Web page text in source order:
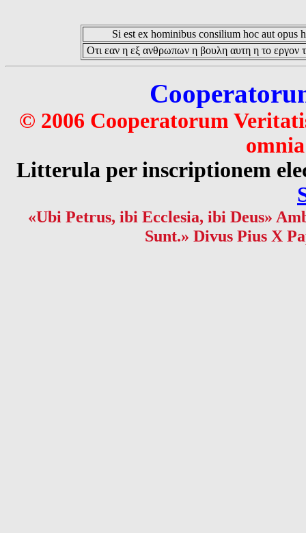
Si est ex hominibus consilium hoc aut opus
Οτι εαν η εξ ανθρωπων η βουλη αυτη η το εργον
© 2006 Cooperatorum
Litterula per inscriptionem
«Ubi Petrus, ibi Ecclesia, ibi Deus»
Sunt.» Divus Pius X